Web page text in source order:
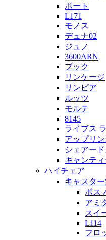
ポート
L171
モノス
デュナ02
ジュノ
3600ARN
プック
リンケージ
リンピア
ルッツ
モルテ
8145
ライブス
アップリ
シェアー
キャンテ
ハイチェア
キャスタ
ボス
アミ
スイ
L114
フロ